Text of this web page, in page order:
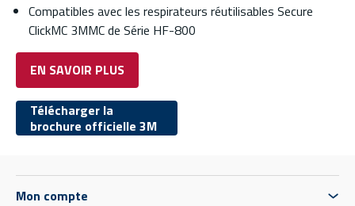
Compatibles avec les respirateurs réutilisables Secure
ClickMC 3MMC de Série HF-800
EN SAVOIR PLUS
Télécharger la
brochure officielle 3M
Mon compte